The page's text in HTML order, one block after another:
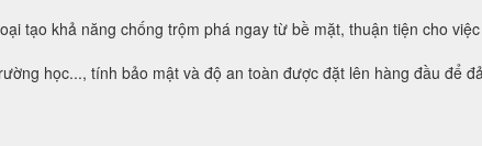
tạo khả năng chống trộm phá ngay từ bề mặt, thuận tiện cho
học..., tính bảo mật và độ an toàn được đặt lên hàng đầu để